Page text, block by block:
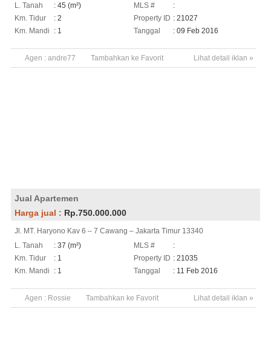
L. Tanah
: 45 (m²)
Km. Tidur
: 2
Km. Mandi
: 1
MLS #
:
Property ID : 21027
Tanggal
: 09 Feb 2016
Agen : andre77 Lihat detail iklan »
Tambahkan ke Favorit
Jual Apartemen
Harga jual : Rp.750.000.000
Jl. MT. Haryono Kav 6 – 7 Cawang – Jakarta Timur 13340
L. Tanah
: 37 (m²)
Km. Tidur
: 1
Km. Mandi
: 1
MLS #
:
Property ID : 21035
Tanggal
: 11 Feb 2016
Agen : Rossie Lihat detail iklan »
Tambahkan ke Favorit